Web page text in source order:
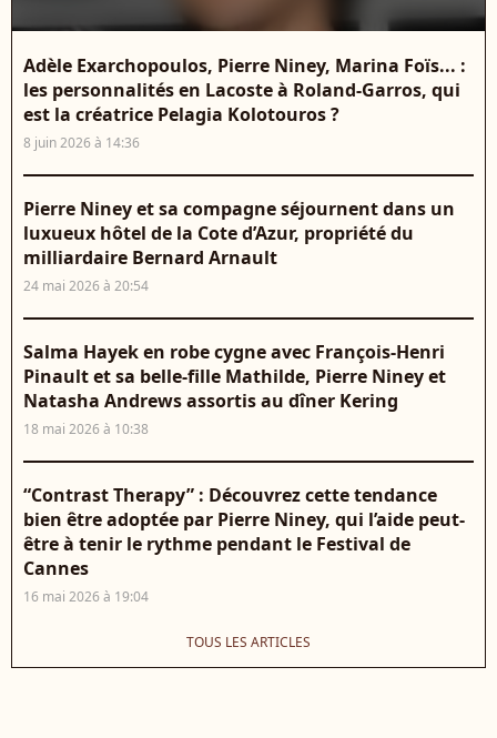
Adèle Exarchopoulos, Pierre Niney, Marina Foïs... :
les personnalités en Lacoste à Roland-Garros, qui
est la créatrice Pelagia Kolotouros ?
8 juin 2026 à 14:36
Pierre Niney et sa compagne séjournent dans un
luxueux hôtel de la Cote d’Azur, propriété du
milliardaire Bernard Arnault
24 mai 2026 à 20:54
Salma Hayek en robe cygne avec François-Henri
Pinault et sa belle-fille Mathilde, Pierre Niney et
Natasha Andrews assortis au dîner Kering
18 mai 2026 à 10:38
“Contrast Therapy” : Découvrez cette tendance
bien être adoptée par Pierre Niney, qui l’aide peut-
être à tenir le rythme pendant le Festival de
Cannes
16 mai 2026 à 19:04
TOUS LES ARTICLES